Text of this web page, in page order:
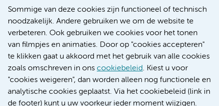
Sommige van deze cookies zijn functioneel of technisch
noodzakelijk. Andere gebruiken we om de website te
verbeteren. Ook gebruiken we cookies voor het tonen
van filmpjes en animaties. Door op "cookies accepteren"
te klikken gaat u akkoord met het gebruik van alle cookies
zoals omschreven in ons cookiebeleid. Kiest u voor
"cookies weigeren", dan worden alleen nog functionele en
analytische cookies geplaatst. Via het cookiebeleid (link in
de footer) kunt u uw voorkeur ieder moment wijzigen.
Nieuws
Research
Educatie locatie AMC
Educatie locatie VUmc